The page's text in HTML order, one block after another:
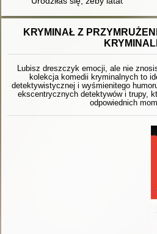
KRYMINAŁ Z
Lubisz dreszczyk emocji, ale nie
kolekcja komedii kryminalnych to
detektywistycznej i wyśmienitego
ekscentrycznych detektywów i trupy,
odpowiednich